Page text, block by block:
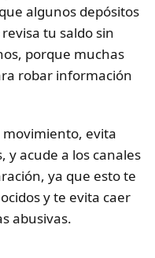
algunos depósitos
tu saldo sin
porque muchas
robar información
movimiento, evita
y acude a los canales
ya que esto te
y te evita caer
abusivas.